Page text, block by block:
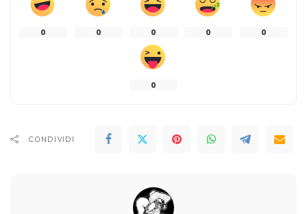
0 0 0 0 0
0
CONDIVIDI